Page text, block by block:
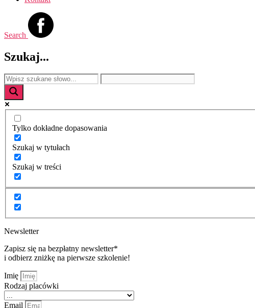
Search
Szukaj...
Tylko dokładne dopasowania
Szukaj w tytułach
Szukaj w treści
Newsletter
Zapisz się na bezpłatny newsletter*
i odbierz zniżkę na pierwsze szkolenie!
Imię
Rodzaj placówki
Email